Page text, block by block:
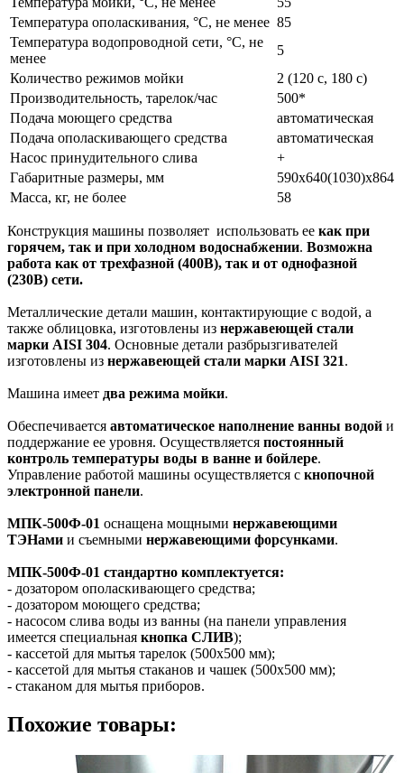
Температура ополаскивания, °С, не менее 85
Температура водопроводной сети, °С, не
менее
5
Количество режимов мойки
2 (120 с, 180 с)
Производительность, тарелок/час
500*
Подача моющего средства
автоматическая
Подача ополаскивающего средства
автоматическая
Насос принудительного слива
+
Габаритные размеры, мм
590x640(1030)x864
Масса, кг, не более
58
Конструкция машины позволяет использовать ее как при
горячем, так и при холодном водоснабжении. Возможна
работа как от трехфазной (400В), так и от однофазной
(230В) сети.
Металлические детали машин, контактирующие с водой, а
также облицовка, изготовлены из нержавеющей стали
марки AISI 304. Основные детали разбрызгивателей
изготовлены из нержавеющей стали марки AISI 321.
Машина имеет два режима мойки.
Обеспечивается автоматическое наполнение ванны водой и
поддержание ее уровня. Осуществляется постоянный
контроль температуры воды в ванне и бойлере.
Управление работой машины осуществляется с кнопочной
электронной панели.
МПК-500Ф-01 оснащена мощными нержавеющими
ТЭНами и съемными нержавеющими форсунками.
МПК-500Ф-01 стандартно комплектуется:
- дозатором ополаскивающего средства;
- дозатором моющего средства;
- насосом слива воды из ванны (на панели управления
имеется специальная кнопка СЛИВ);
- кассетой для мытья тарелок (500х500 мм);
- кассетой для мытья стаканов и чашек (500х500 мм);
- стаканом для мытья приборов.
Похожие товары: